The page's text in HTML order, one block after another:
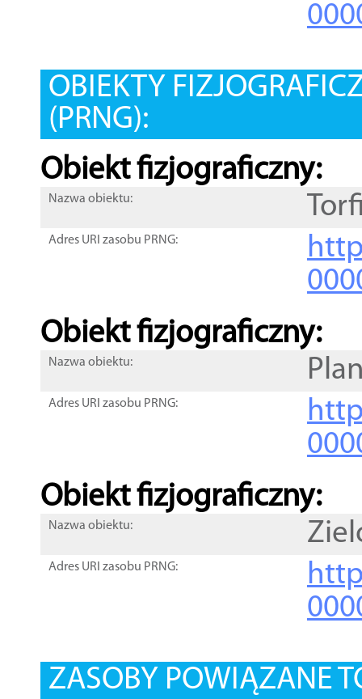
OBIEKTY
(PRNG):
Obiekt fizjograficzny:
Nazwa obiektu:
Adres URI zasobu PRNG:
Obiekt fizjograficzny:
Nazwa obiektu:
Adres URI zasobu PRNG:
Obiekt fizjograficzny:
Nazwa obiektu:
Adres URI zasobu PRNG:
ZASOBY POWIĄZANE